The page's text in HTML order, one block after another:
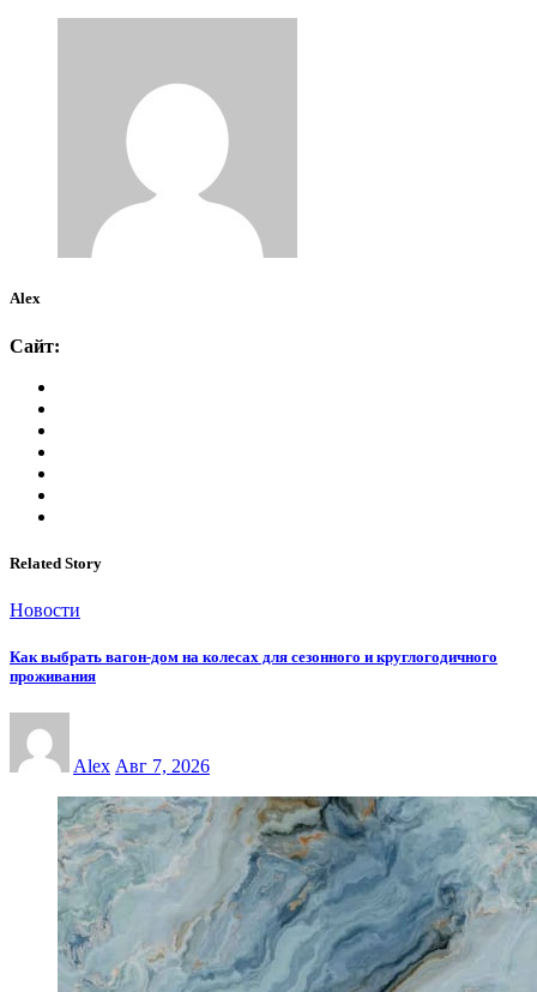
Alex
Сайт:
Related Story
Новости
Как выбрать вагон-дом на колесах для сезонного и круглогодичного
проживания
Alex Авг 7, 2026